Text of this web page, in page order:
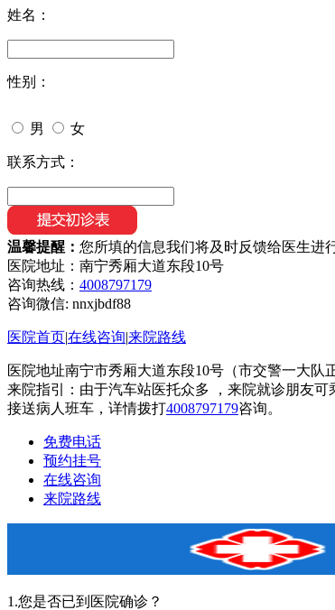
姓名：
性别：
男 女
联系方式：
温馨提醒： 您所填的信息我们将及时反馈给医生进
医院地址：南宁秀厢大道东段10号
咨询热线： 4008797179
咨询微信: nnxjbdf88
医院首页|在线咨询|来院路线
医院地址南宁市秀厢大道东段10号（市交警一大队
来院指引：由于汽车站医托众多 ，来院就诊朋友可
接送病人班车，详情拨打4008797179咨询。
免费电话
预约挂号
在线咨询
来院路线
1.您是否已到医院确诊？